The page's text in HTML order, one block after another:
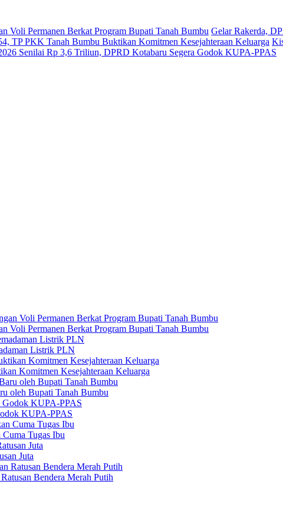
Voli Permanen Berkat Program Bupati Tanah Bumbu Gelar Rakerda,
TP PKK Tanah Bumbu Buktikan Komitmen Kesejahteraan Keluarga
Senilai Rp 3,6 Triliun, DPRD Kotabaru Segera Godok KUPA-PPAS
Voli Permanen Berkat Program Bupati Tanah Bumbu
Listrik PLN
Komitmen Kesejahteraan Keluarga
oleh Bupati Tanah Bumbu
KUPA-PPAS
Tugas Ibu
Juta
Bendera Merah Putih